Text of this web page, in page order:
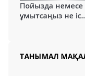
Пойызда
ұмытсаңыз не
ТАНЫМАЛ